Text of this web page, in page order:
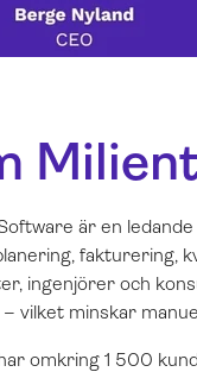
är en
fakturering,
ingenjörer och
vilket minskar
omkring 1 500